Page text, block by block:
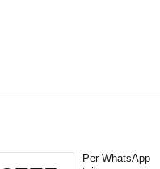
Per WhatsApp